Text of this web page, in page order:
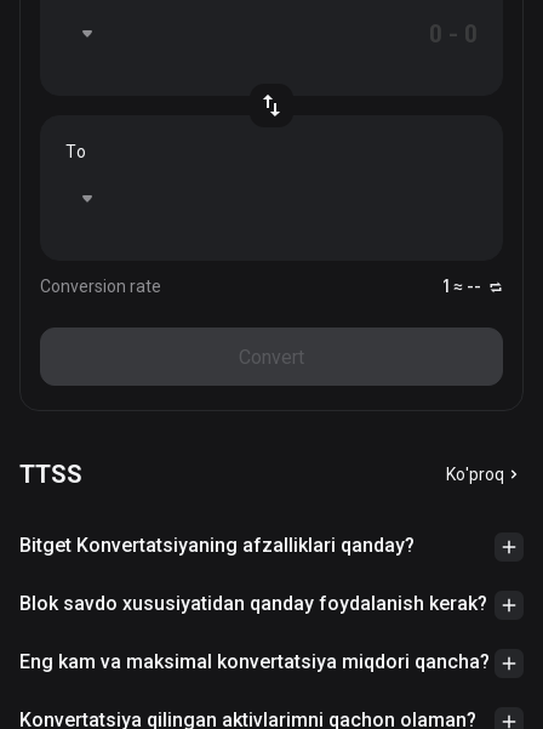
To
Conversion rate 1 ≈ --
Convert
TTSS Ko'proq
Bitget Konvertatsiyaning afzalliklari qanday?
Blok savdo xususiyatidan qanday foydalanish kerak?
Eng kam va maksimal konvertatsiya miqdori qancha?
Konvertatsiya qilingan aktivlarimni qachon olaman?